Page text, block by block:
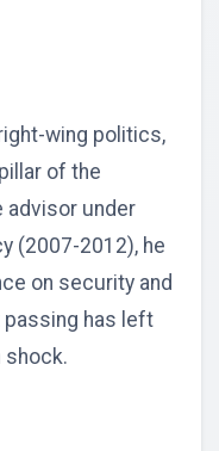
wing politics,
of the
advisor under
(2007-2012), he
on security and
has left
shock.